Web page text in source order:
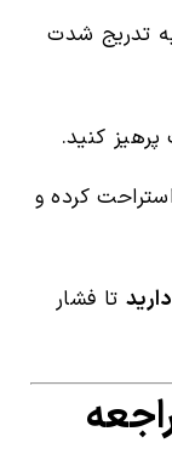
تدریج شدت
کنید.
کرده و
تا فشار